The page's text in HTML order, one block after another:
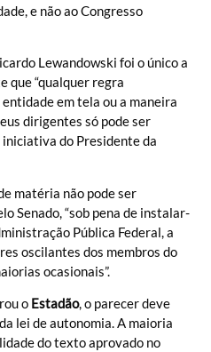
e não ao Congresso
Lewandowski foi o único a
que “qualquer regra
em tela ou a maneira
dirigentes só pode ser
do Presidente da
matéria não pode ser
Senado, “sob pena de instalar-
Pública Federal, a
oscilantes dos membros do
ocasionais”.
o Estadão, o parecer deve
lei de autonomia. A maioria
do texto aprovado no